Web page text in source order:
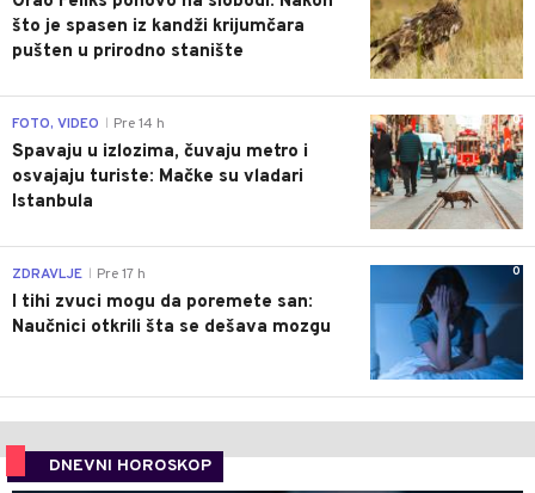
što je spasen iz kandži krijumčara
pušten u prirodno stanište
0
FOTO, VIDEO Pre 14 h
Spavaju u izlozima, čuvaju metro i
osvajaju turiste: Mačke su vladari
Istanbula
0
ZDRAVLJE Pre 17 h
I tihi zvuci mogu da poremete san:
Naučnici otkrili šta se dešava mozgu
DNEVNI HOROSKOP